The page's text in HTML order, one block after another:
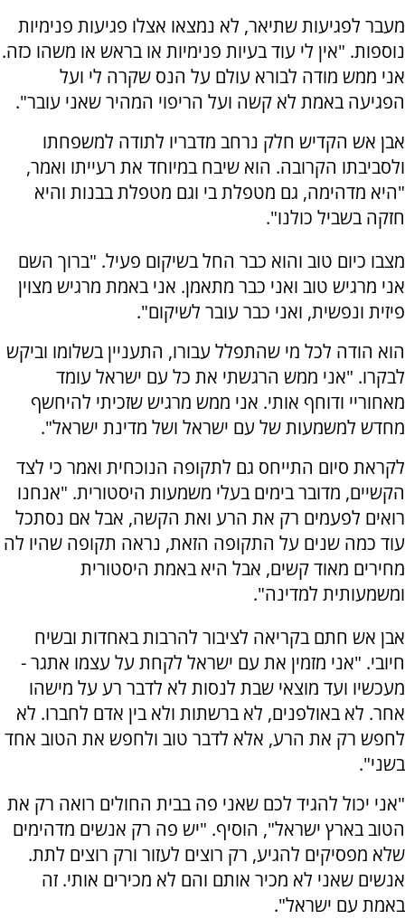
מעבר לפגיעות שתיאר, לא נמצאו אצלו פגיעות פנימיות
נוספות. "אין לי עוד בעיות פנימיות או בראש או משהו כזה.
אני ממש מודה לבורא עולם על הנס שקרה לי ועל
הפגיעה באמת לא קשה ועל הריפוי המהיר שאני עובר".
אבן אש הקדיש חלק נרחב מדבריו לתודה למשפחתו
ולסביבתו הקרובה. הוא שיבח במיוחד את רעייתו ואמר,
"היא מדהימה, גם מטפלת בי וגם מטפלת בבנות והיא
חזקה בשביל כולנו".
מצבו כיום טוב והוא כבר החל בשיקום פעיל. "ברוך השם
אני מרגיש טוב ואני כבר מתאמן. אני באמת מרגיש מצוין
פיזית ונפשית, ואני כבר עובר לשיקום".
הוא הודה לכל מי שהתפלל עבורו, התעניין בשלומו וביקש
לבקרו. "אני ממש הרגשתי את כל עם ישראל עומד
מאחוריי ודוחף אותי. אני ממש מרגיש שזכיתי להיחשף
מחדש למשמעות של עם ישראל ושל מדינת ישראל".
לקראת סיום התייחס גם לתקופה הנוכחית ואמר כי לצד
הקשיים, מדובר בימים בעלי משמעות היסטורית. "אנחנו
רואים לפעמים רק את הרע ואת הקשה, אבל אם נסתכל
עוד כמה שנים על התקופה הזאת, נראה תקופה שהיו לה
מחירים מאוד קשים, אבל היא באמת היסטורית
ומשמעותית למדינה".
אבן אש חתם בקריאה לציבור להרבות באחדות ובשיח
חיובי. "אני מזמין את עם ישראל לקחת על עצמו אתגר -
מעכשיו ועד מוצאי שבת לנסות לא לדבר רע על מישהו
אחר. לא באולפנים, לא ברשתות ולא בין אדם לחברו. לא
לחפש רק את הרע, אלא לדבר טוב ולחפש את הטוב אחד
בשני".
"אני יכול להגיד לכם שאני פה בבית החולים רואה רק את
הטוב בארץ ישראל", הוסיף. "יש פה רק אנשים מדהימים
שלא מפסיקים להגיע, רק רוצים לעזור ורק רוצים לתת.
אנשים שאני לא מכיר אותם והם לא מכירים אותי. זה
באמת עם ישראל".